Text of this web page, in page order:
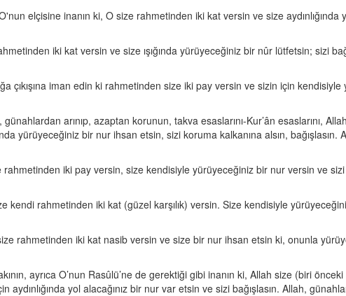
elçisine inanın ki, O size rahmetinden iki kat versin ve size
iki kat versin ve size ışığında yürüyeceğiniz bir nûr lütfetsin; sizi
çıkışına iman edin ki rahmetinden size iki pay versin ve sizin için
arınıp, azaptan korunun, takva esaslarını-Kur’ân esaslarını,
bir nur ihsan etsin, sizi koruma kalkanına alsın, bağışlasın.
iki pay versin, size kendisiyle yürüyeceğiniz bir nur versin ve sizi
rahmetinden iki kat (güzel karşılık) versin. Size kendisiyle
rahmetinden iki kat nasib versin ve size bir nur ihsan etsin ki, onunla
ayrıca O’nun Rasûlü’ne de gerektiği gibi inanın ki, Allah size (biri
yol alacağınız bir nur var etsin ve sizi bağışlasın. Allah,